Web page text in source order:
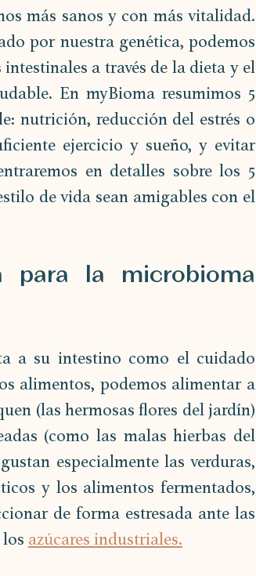
más sanos y con más vitalidad.
por nuestra genética, podemos
a través de la dieta y el
En myBioma resumimos 5
nutrición, reducción del estrés o
ejercicio y sueño, y evitar
en detalles sobre los 5
de vida sean amigables con el
para la microbioma
a su intestino como el cuidado
alimentos, podemos alimentar a
(las hermosas flores del jardín)
(como las malas hierbas del
especialmente las verduras,
y los alimentos fermentados,
de forma estresada ante las
azúcares industriales.